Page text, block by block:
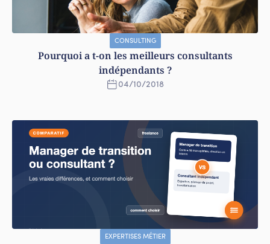
CONSULTING
Pourquoi a t-on les meilleurs consultants
indépendants ?
04/10/2018
EXPERTISES MÉTIER